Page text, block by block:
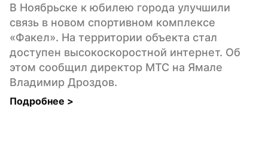
В Ноябрьске к юбилею города улучшили
связь в новом спортивном комплексе
«Факел». На территории объекта стал
доступен высокоскоростной интернет. Об
этом сообщил директор МТС на Ямале
Владимир Дроздов.
Подробнее >